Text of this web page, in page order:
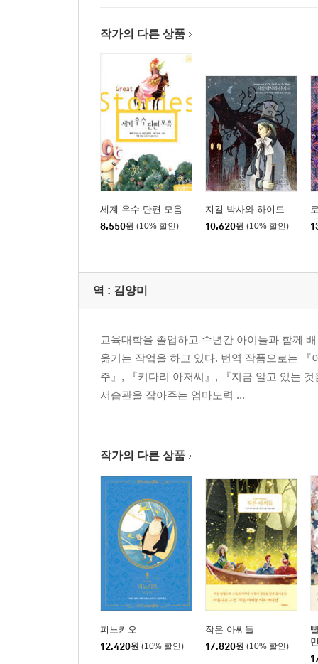
작가의 다른 상품
세계 우수 단편 모음
8,550원 (10% 할인)
지킬 박사와 하이드
10,620원 (10% 할인)
역 : 김양미
교육대학을 졸업하고 수년간 아이들과 함께
옮기는 작업을 하고 있다. 번역 작품으로는
주』, 『키다리 아저씨』, 『지금 알고 있는
서습관을 잡아주는 엄마노력 ...
작가의 다른 상품
피노키오
12,420원 (10% 할인)
작은 아씨들
17,820원 (10% 할인)